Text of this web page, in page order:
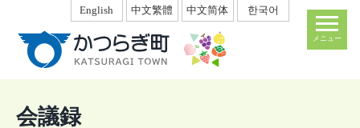
移
English 中文繁體 中文简体 한국어
会議録
メニュー